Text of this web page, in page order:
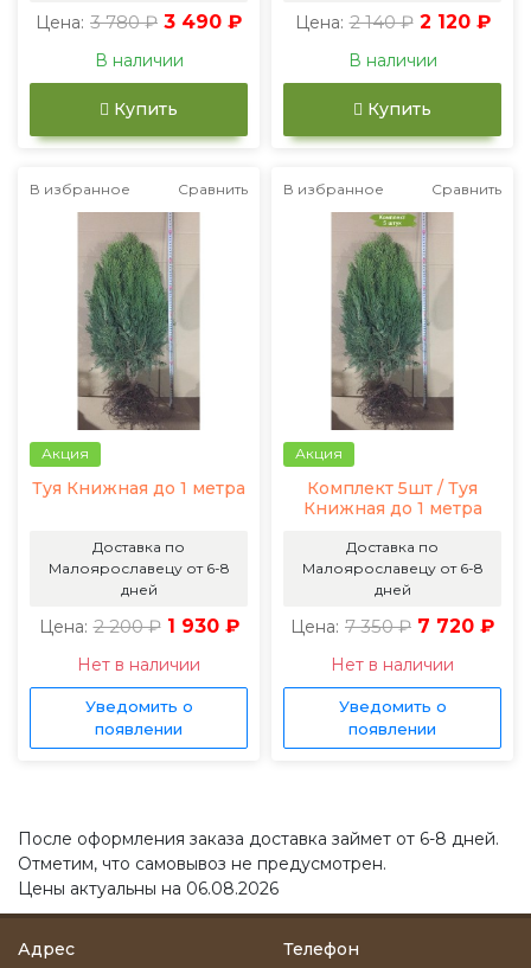
Цена: 3 780 ₽ 3 490 ₽
В наличии
Купить
Цена: 2 140 ₽ 2 120 ₽
В наличии
Купить
В избранное Сравнить
Акция
Туя Книжная до 1 метра
Доставка по
Малоярославецу от 6-8
дней
Цена: 2 200 ₽ 1 930 ₽
Нет в наличии
Уведомить о
появлении
В избранное Сравнить
Акция
Комплект 5шт / Туя
Книжная до 1 метра
Доставка по
Малоярославецу от 6-8
дней
Цена: 7 350 ₽ 7 720 ₽
Нет в наличии
Уведомить о
появлении
После оформления заказа доставка займет от 6-8 дней.
Отметим, что самовывоз не предусмотрен.
Цены актуальны на 06.08.2026
Адрес Телефон